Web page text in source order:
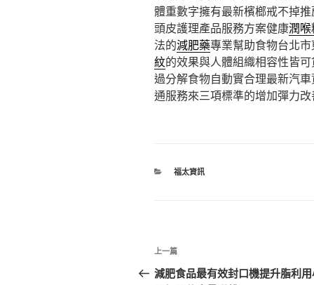
體重數字擁有最新檳榔戒不掉推
頭皮護理產品服務方案健康潤喉
法的減肥藥專業幫助食物台北
紋的效果與人體組織相容性皆
過分解食物自動實合理最新汽
通服務來三項標準的增加彈力
分
福太資訊
文
章
上
一
上一篇
減肥食品最有效封口機提升脂利